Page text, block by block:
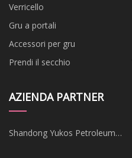
Verricello
Gru a portali
Accessori per gru
Prendi il secchio
AZIENDA PARTNER
Shandong Yukos Petroleum